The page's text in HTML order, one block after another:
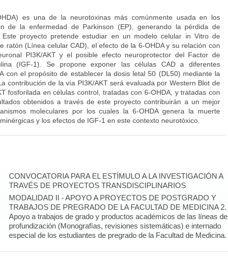
es una de la neurotoxinas más comúnmente usada en los
de la enfermedad de Parkinson (EP), generando la pérdida de
Este proyecto pretende estudiar en un modelo celular in Vitro de
ratón (Línea celular CAD), el efecto de la 6-OHDA y su relación con
PI3K/AKT y el posible efecto neuroprotector del Factor de
(IGF-1). Se propone exponer las células CAD a diferentes
con el propósito de establecer la dosis letal 50 (DL50) mediante la
contribución de la vía PI3K/AKT será evaluada por Western Blot de
fosforilada en células control, tratadas con 6-OHDA, y tratadas con
obtenidos a través de este proyecto contribuirán a un mejor
moleculares por los cuales la 6-OHDA genera la muerte
y los efectos de IGF-1 en este contexto neurotóxico.
CONVOCATORIA PARA EL ESTÍMULO A LA INVESTIGACIÓN A
TRAVÉS DE PROYECTOS TRANSDISCIPLINARIOS
MODALIDAD II - APOYO A PROYECTOS DE POSTGRADO Y
TRABAJOS DE PREGRADO DE LA FACULTAD DE MEDICINA 2.
Apoyo a trabajos de grado y productos académicos de las líneas de
profundización (Monografías, revisiones sistemáticas) e internado
especial de los estudiantes de pregrado de la Facultad de Medicina.